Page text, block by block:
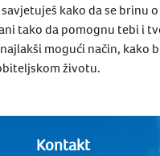
kako da se brinu
tako da pomognu tebi i
mogući način, kako
životu.
Kontakt